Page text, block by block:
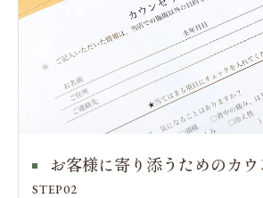
お客様に寄り添うためのカ
STEP02